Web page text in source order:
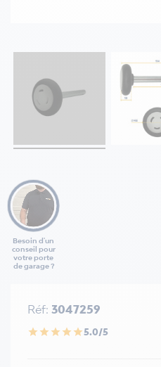
Besoin d'un
conseil pour
votre porte
de garage ?
Réf: 3047259
star star star star star5.0/5